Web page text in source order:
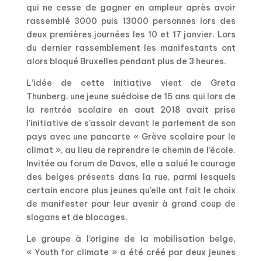
qui ne cesse de gagner en ampleur après avoir
rassemblé 3000 puis 13000 personnes lors des
deux premières journées les 10 et 17 janvier. Lors
du dernier rassemblement les manifestants ont
alors bloqué Bruxelles pendant plus de 3 heures.
L’idée de cette initiative vient de Greta
Thunberg, une jeune suédoise de 15 ans qui lors de
la rentrée scolaire en aout 2018 avait prise
l’initiative de s’assoir devant le parlement de son
pays avec une pancarte « Grève scolaire pour le
climat », au lieu de reprendre le chemin de l’école.
Invitée au forum de Davos, elle a salué le courage
des belges présents dans la rue, parmi lesquels
certain encore plus jeunes qu’elle ont fait le choix
de manifester pour leur avenir à grand coup de
slogans et de blocages.
Le groupe à l’origine de la mobilisation belge,
« Youth for climate » a été créé par deux jeunes